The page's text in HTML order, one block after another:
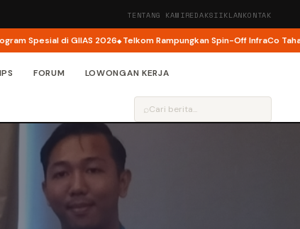
TENTANG KAMIREDAKSIIKLANKONTAK
di GIIAS 2026 Telkom Rampungkan Spin-Off InfraCo Tahap 2,
FORUM LOWONGAN KERJA
⌕